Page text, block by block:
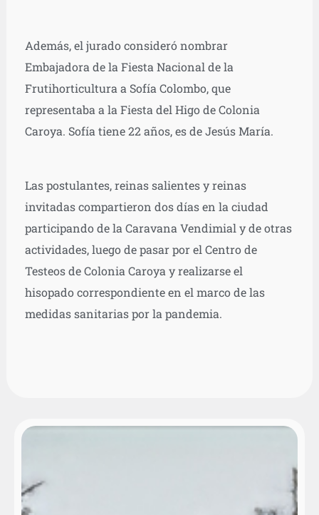
Además, el jurado consideró nombrar
Embajadora de la Fiesta Nacional de la
Frutihorticultura a Sofía Colombo, que
representaba a la Fiesta del Higo de Colonia
Caroya. Sofía tiene 22 años, es de Jesús María.
Las postulantes, reinas salientes y reinas
invitadas compartieron dos días en la ciudad
participando de la Caravana Vendimial y de otras
actividades, luego de pasar por el Centro de
Testeos de Colonia Caroya y realizarse el
hisopado correspondiente en el marco de las
medidas sanitarias por la pandemia.